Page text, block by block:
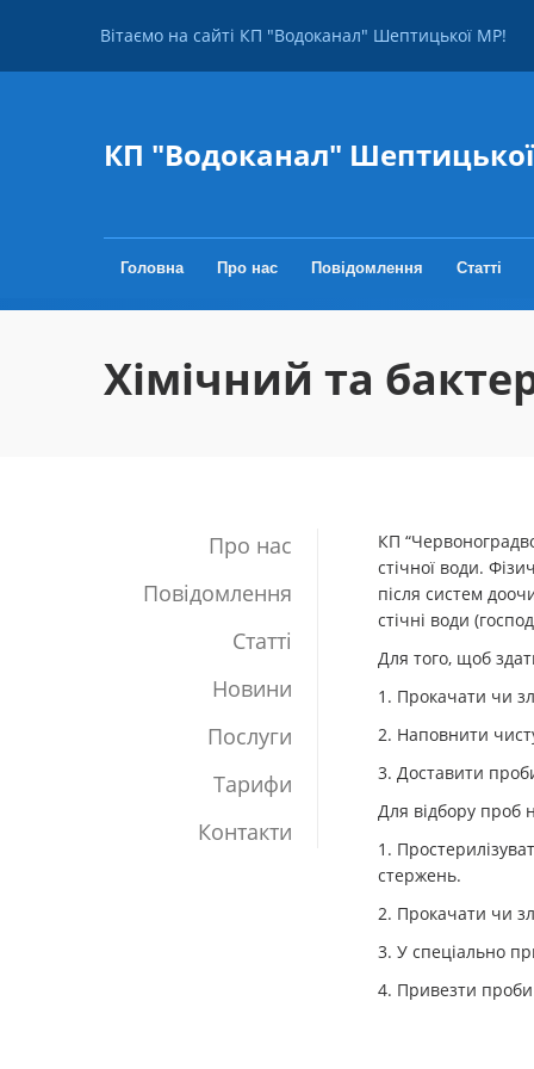
КП "Водоканал"
Головна Про нас Повідомлення Статті
Вітаємо на сайті КП "Водоканал" Шептицької МР!
Хімічний та
Про нас
Повідомлення
Статті
Новини
Послуги
Тарифи
Контакти
КП
стічної води.
після систем
стічні води
Для того, щоб
1. Прокачати чи
2. Наповнити
3. Доставити
Для відбору проб
1.
стержень.
2. Прокачати чи
3. У спеціально
4. Привезти